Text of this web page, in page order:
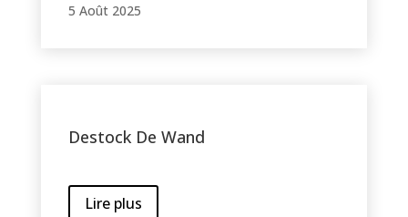
5 Août 2025
Destock De Wand
Lire plus